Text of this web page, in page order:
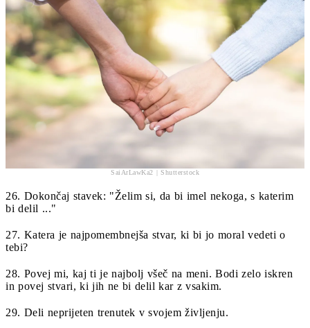
SaiArLawKa2 | Shutterstock
26. Dokončaj stavek: "Želim si, da bi imel nekoga, s katerim
bi delil ..."
27. Katera je najpomembnejša stvar, ki bi jo moral vedeti o
tebi?
28. Povej mi, kaj ti je najbolj všeč na meni. Bodi zelo iskren
in povej stvari, ki jih ne bi delil kar z vsakim.
29. Deli neprijeten trenutek v svojem življenju.